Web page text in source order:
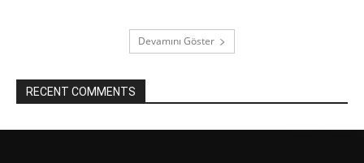
Devamını Göster
RECENT COMMENTS